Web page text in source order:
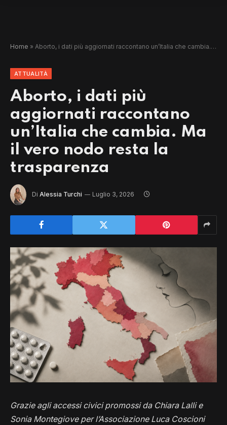
Home » Aborto, i dati più aggiornati raccontano un’Italia che cambia. Ma il vero nodo resta la trasparenza
ATTUALITÀ
Aborto, i dati più
aggiornati raccontano
un’Italia che cambia. Ma
il vero nodo resta la
trasparenza
Di Alessia Turchi Luglio 3, 2026
Grazie agli accessi civici promossi da Chiara Lalli e
Sonia Montegiove per l’Associazione Luca Coscioni